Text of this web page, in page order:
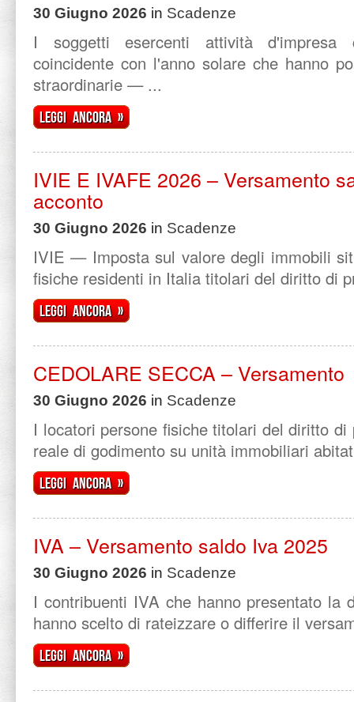
30 Giugno 2026 in Scadenze
I soggetti esercenti attività d'impresa
coincidente con l'anno solare che hanno
straordinarie — ...
Leggi ancora »
IVIE E IVAFE 2026 – Versamento
acconto
30 Giugno 2026 in Scadenze
IVIE — Imposta sul valore degli immobili
fisiche residenti in Italia titolari del diritto di
Leggi ancora »
CEDOLARE SECCA – Versamento
30 Giugno 2026 in Scadenze
I locatori persone fisiche titolari del diritto
reale di godimento su unità immobiliari
Leggi ancora »
IVA – Versamento saldo Iva 2025
30 Giugno 2026 in Scadenze
I contribuenti IVA che hanno presentato la
hanno scelto di rateizzare o differire il
Leggi ancora »